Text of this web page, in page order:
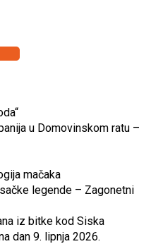
Pretraži
u Domovinskom ratu –
mačaka
legende – Zagonetni
iz bitke kod Siska
dan 9. lipnja 2026.